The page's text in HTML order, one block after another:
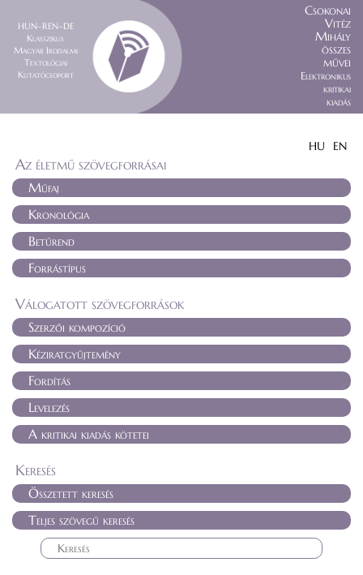
HUN–REN–DE
Klasszikus
Magyar Irodalmi
Textológiai
Kutatócsoport
Csokonai
Vitéz
Mihály
összes
művei
Elektronikus
kritikai
kiadás
HU EN
Az életmű szövegforrásai
Műfaj
Kronológia
Betűrend
Forrástípus
Válogatott szövegforrások
Szerzői kompozíció
Kéziratgyűjtemény
Fordítás
Levelezés
A kritikai kiadás kötetei
Keresés
Összetett keresés
Teljes szövegű keresés